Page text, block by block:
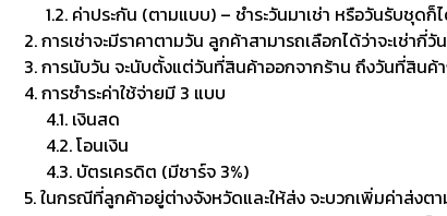
1.2. ค่าประกัน (ตามแบบ) – ชำระวันมาเช่า หรือวันรับชุดก็
2. การเช่าจะมีราคาตามวัน ลูกค้าสามารถเลือกได้ว่าจะเช่ากี่
3. การนับวัน จะนับตั้งแต่วันที่สินค้าออกจากร้าน ถึงวันที่สินค้
4. การชำระค่าใช้จ่ายมี 3 แบบ
4.1. เงินสด
4.2. โอนเงิน
4.3. บัตรเครดิต (มีชาร์จ 3%)
5. ในกรณีที่ลูกค้าอยู่ต่างจังหวัดและให้ส่ง จะบวกเพิ่มค่าส่งต